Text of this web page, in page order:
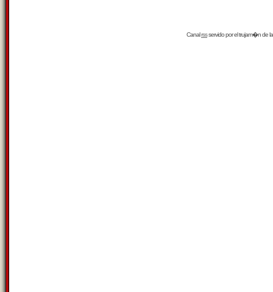
Canalrssservido por eltrujam�nde